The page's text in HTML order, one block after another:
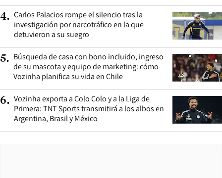
4. Carlos Palacios rompe el silencio tras la
investigación por narcotráfico en la que
detuvieron a su suegro
5. Búsqueda de casa con bono incluido, ingreso
de su mascota y equipo de marketing: cómo
Vozinha planifica su vida en Chile
6. Vozinha exporta a Colo Colo y a la Liga de
Primera: TNT Sports transmitirá a los albos en
Argentina, Brasil y México